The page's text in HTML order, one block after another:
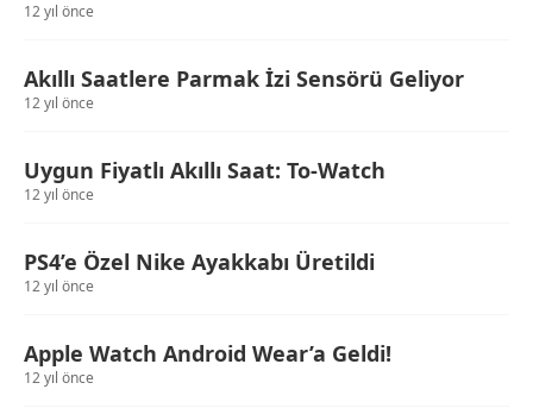
12 yıl önce
Akıllı Saatlere Parmak İzi Sensörü Geliyor
12 yıl önce
Uygun Fiyatlı Akıllı Saat: To-Watch
12 yıl önce
PS4’e Özel Nike Ayakkabı Üretildi
12 yıl önce
Apple Watch Android Wear’a Geldi!
12 yıl önce